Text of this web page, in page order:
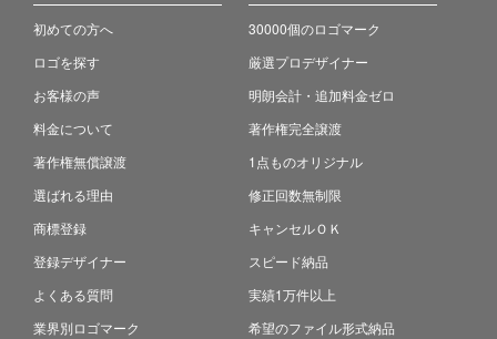
初めての方へ
ロゴを探す
お客様の声
料金について
著作権無償譲渡
選ばれる理由
商標登録
登録デザイナー
よくある質問
業界別ロゴマーク
30000個のロゴマーク
厳選プロデザイナー
明朗会計・追加料金ゼロ
著作権完全譲渡
1点ものオリジナル
修正回数無制限
キャンセルＯＫ
スピード納品
実績1万件以上
希望のファイル形式納品